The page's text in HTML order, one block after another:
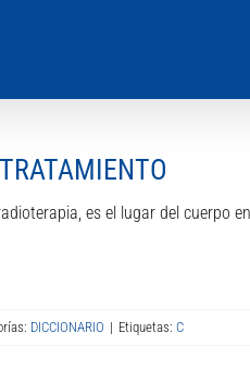
es el lugar del cuerpo
DICCIONARIO | Etiquetas: C